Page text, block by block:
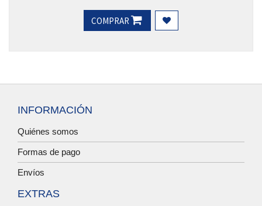
COMPRAR
INFORMACIÓN
Quiénes somos
Formas de pago
Envíos
EXTRAS